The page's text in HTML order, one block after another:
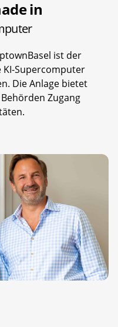
in
ist der
Supercomputer
Die Anlage bietet
Zugang